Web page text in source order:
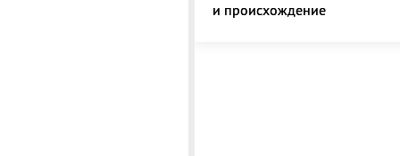
и происхождение